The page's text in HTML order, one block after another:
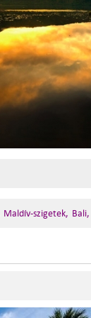
Maldív-szigetek, Bali,